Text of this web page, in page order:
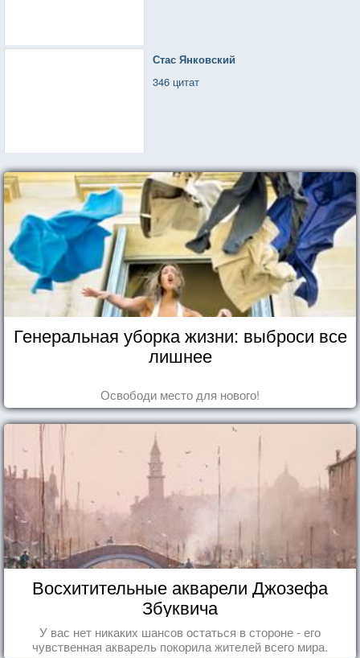
Стас Янковский
346 цитат
Генеральная уборка жизни: выброси все
лишнее
Освободи место для нового!
Восхитительные акварели Джозефа
Збуквича
У вас нет никаких шансов остаться в стороне - его
чувственная акварель покорила жителей всего мира.